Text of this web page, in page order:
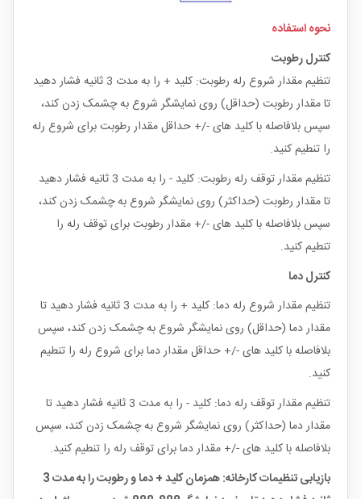
نحوه استفاده
کنترل رطوبت
تنظیم مقدار شروع رله رطوبت: کلید + را به مدت 3 ثانیه فشار دهید
تا مقدار رطوبت (حداقل) روی نمایشگر شروع به چشمک زدن کند،
سپس بلافاصله با کلید های -/+ حداقل مقدار رطوبت برای شروع رله
را تنطیم کنید.
تنظیم مقدار توقف رله رطوبت: کلید - را به مدت 3 ثانیه فشار دهید
تا مقدار رطوبت (حداکثر) روی نمایشگر شروع به چشمک زدن کند،
سپس بلافاصله با کلید های -/+ مقدار رطوبت برای توقف رله را
تنطیم کنید.
کنترل دما
تنظیم مقدار شروع رله دما: کلید + را به مدت 3 ثانیه فشار دهید تا
مقدار دما (حداقل) روی نمایشگر شروع به چشمک زدن کند، سپس
بلافاصله با کلید های -/+ حداقل مقدار دما برای شروع رله را تنطیم
کنید.
تنظیم مقدار توقف رله دما: کلید - را به مدت 3 ثانیه فشار دهید تا
مقدار دما (حداکثر) روی نمایشگر شروع به چشمک زدن کند، سپس
بلافاصله با کلید های -/+ مقدار دما برای توقف رله را تنطیم کنید.
بازیابی تنظیمات کارخانه: همزمان کلید + دما و رطوبت را به مدت 3